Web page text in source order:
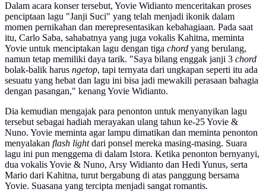
Dalam acara konser tersebut, Yovie Widianto menceritakan proses
penciptaan lagu "Janji Suci" yang telah menjadi ikonik dalam
momen pernikahan dan merepresentasikan kebahagiaan. Pada saat
itu, Carlo Saba, sahabatnya yang juga vokalis Kahitna, meminta
Yovie untuk menciptakan lagu dengan tiga chord yang berulang,
namun tetap memiliki daya tarik. "Saya bilang enggak janji 3 chord
bolak-balik harus ngetop, tapi ternyata dari ungkapan seperti itu ada
sesuatu yang hebat dan lagu ini bisa jadi mewakili perasaan bahagia
dengan pasangan," kenang Yovie Widianto.
Dia kemudian mengajak para penonton untuk menyanyikan lagu
tersebut sebagai hadiah merayakan ulang tahun ke-25 Yovie &
Nuno. Yovie meminta agar lampu dimatikan dan meminta penonton
menyalakan flash lightdari ponsel mereka masing-masing. Suara
lagu ini pun menggema di dalam Istora. Ketika penonton bernyanyi,
dua vokalis Yovie & Nuno, Arsy Widianto dan Hedi Yunus, serta
Mario dari Kahitna, turut bergabung di atas panggung bersama
Yovie. Suasana yang tercipta menjadi sangat romantis.